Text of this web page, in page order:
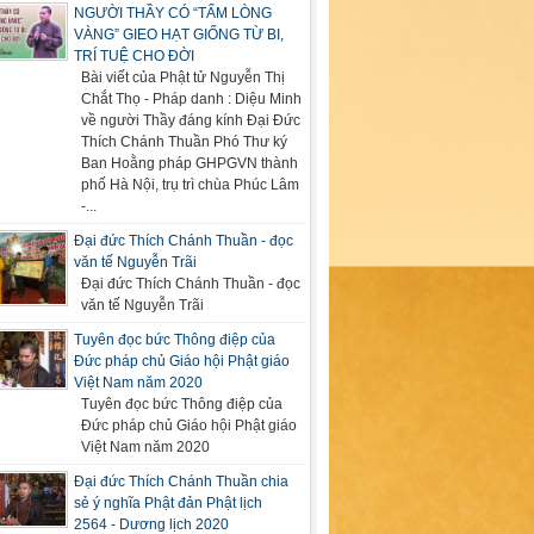
NGƯỜI THẦY CÓ “TẤM LÒNG
VÀNG” GIEO HẠT GIỐNG TỪ BI,
TRÍ TUỆ CHO ĐỜI
Bài viết của Phật tử Nguyễn Thị
Chắt Thọ - Pháp danh : Diệu Minh
về người Thầy đáng kính Đại Đức
Thích Chánh Thuần Phó Thư ký
Ban Hoằng pháp GHPGVN thành
phố Hà Nội, trụ trì chùa Phúc Lâm
-...
Đại đức Thích Chánh Thuần - đọc
văn tế Nguyễn Trãi
Đại đức Thích Chánh Thuần - đọc
văn tế Nguyễn Trãi
Tuyên đọc bức Thông điệp của
Đức pháp chủ Giáo hội Phật giáo
Việt Nam năm 2020
Tuyên đọc bức Thông điệp của
Đức pháp chủ Giáo hội Phật giáo
Việt Nam năm 2020
Đại đức Thích Chánh Thuần chia
sẻ ý nghĩa Phật đản Phật lịch
2564 - Dương lịch 2020